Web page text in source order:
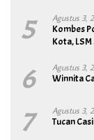
5 Agustus 3,
Kombes
Kota,
6 Agustus 3,
Winnita
7 Agustus 3,
Tucan